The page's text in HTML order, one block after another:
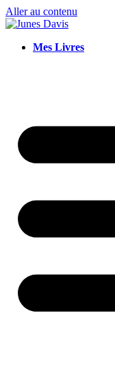
Aller au contenu
Mes Livres